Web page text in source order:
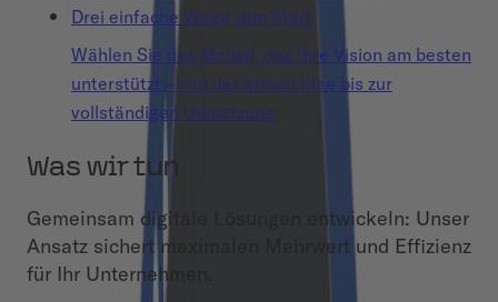
Drei einfache Wege zum Start
Wählen Sie das Modell, das Ihre Vision am besten
unterstützt – von der ersten Idee bis zur
vollständigen Umsetzung.
Was wir tun
Gemeinsam digitale Lösungen entwickeln: Unser
Ansatz sichert maximalen Mehrwert und Effizienz
für Ihr Unternehmen.